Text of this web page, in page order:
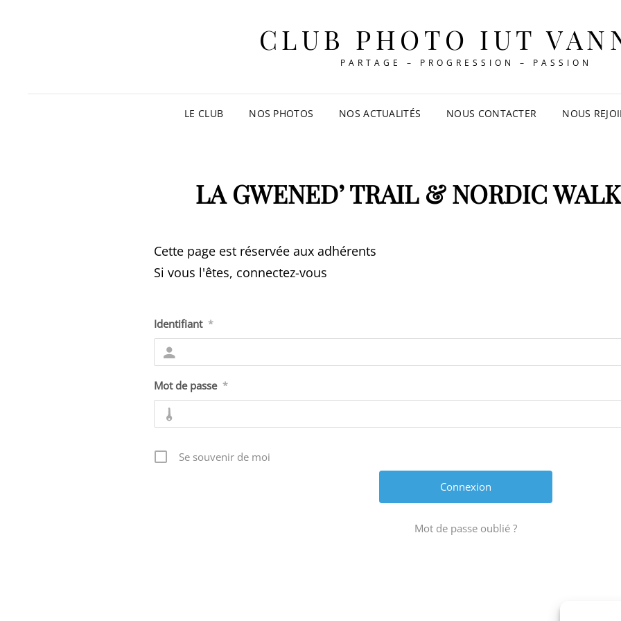
CLUB PHOTO IUT
PARTAGE – PROGRESSION – PASSION
LE CLUB NOS PHOTOS NOS ACTUALITÉS NOUS CONTACTER NOUS
LA GWENED’ TRAIL & NORDIC
Cette page est réservée aux adhérents
Si vous l'êtes, connectez-vous
Identifiant *
Mot de passe *
Se souvenir de moi
Mot de passe oublié ?